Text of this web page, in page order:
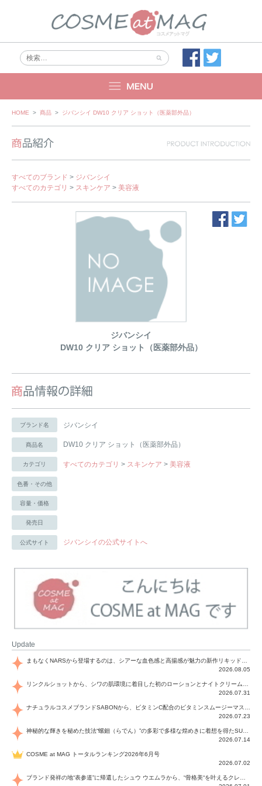
Skip
HOME > 商品 > ジバンシイ DW10 クリア ショット（医薬部外品）
すべてのブランド > ジバンシイ
すべてのカテゴリ > スキンケア > 美容液
ジバンシイ
DW10 クリア ショット（医薬部外品）
ブランド名 ジバンシイ
商品名 DW10 クリア ショット（医薬部外品）
カテゴリ すべてのカテゴリ > スキンケア > 美容液
色番・その他
容量・価格
発売日
公式サイト ジバンシイの公式サイトへ
Update
2026.08.05
2026.07.31
2026.07.23
2026.07.14
COSME at MAG トータルランキング2026年6月号
2026.07.02